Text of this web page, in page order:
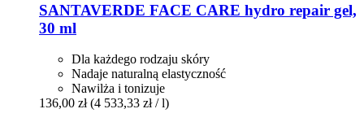
SANTAVERDE FACE CARE hydro repair gel,
30 ml
Dla każdego rodzaju skóry
Nadaje naturalną elastyczność
Nawilża i tonizuje
136,00 zł (4 533,33 zł / l)